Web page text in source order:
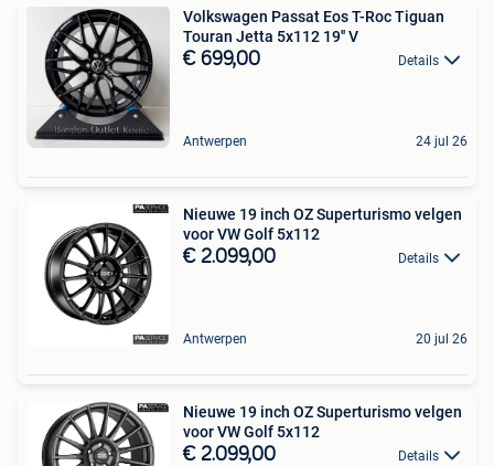
Volkswagen Passat Eos T-Roc Tiguan
Touran Jetta 5x112 19'' V
€ 699,00 Details
Antwerpen 24 jul 26
Nieuwe 19 inch OZ Superturismo velgen
voor VW Golf 5x112
€ 2.099,00 Details
Antwerpen 20 jul 26
Nieuwe 19 inch OZ Superturismo velgen
voor VW Golf 5x112
€ 2.099,00 Details